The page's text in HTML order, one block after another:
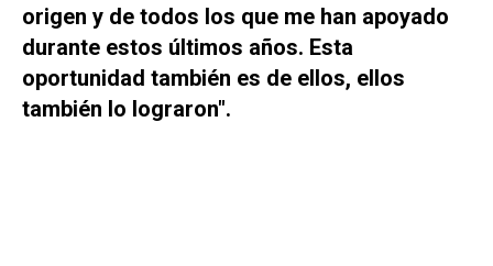
origen y de todos los que me han apoyado
durante estos últimos años. Esta
oportunidad también es de ellos, ellos
también lo lograron".